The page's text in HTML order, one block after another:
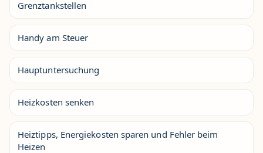
Grenztankstellen
Handy am Steuer
Hauptuntersuchung
Heizkosten senken
Heiztipps, Energiekosten sparen und Fehler beim
Heizen